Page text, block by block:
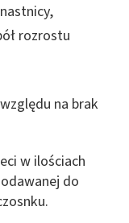
rozrostu
na brak
w ilościach
do